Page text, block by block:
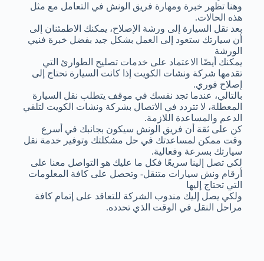
وهنا تظهر خبرة ومهارة فريق الونش في التعامل مع مثل
هذه الحالات.
بعد نقل السيارة إلى ورشة الإصلاح، يمكنك الاطمئنان إلى
أن سيارتك ستعود إلى العمل بشكل جيد بفضل خبرة فنيي
الورشة
يمكنك أيضًا الاعتماد على خدمات تصليح الطوارئ التي
تقدمها شركة ونشات الكويت إذا كانت السيارة تحتاج إلى
إصلاح فوري.
بالتالي، عندما تجد نفسك في موقف يتطلب نقل السيارة
المعطلة، لا تتردد في الاتصال بشركة ونشات الكويت لتلقي
الدعم والمساعدة اللازمة.
كن على ثقة أن فريق الونش سيكون بجانبك في أسرع
وقت ممكن لمساعدتك في حل مشكلتك وتوفير خدمة نقل
سيارتك بسرعة وفعالية.
لكي تصل إلينا سريعًا فكل ما عليك هو التواصل معنا على
أرقام ونش سيارات متنقل- وتحصل على كافة المعلومات
التي تحتاج إليها
ولكي يصل إليك مندوب الشركة للتعاقد على إتمام كافة
مراحل النقل في الوقت الذي تحدده.